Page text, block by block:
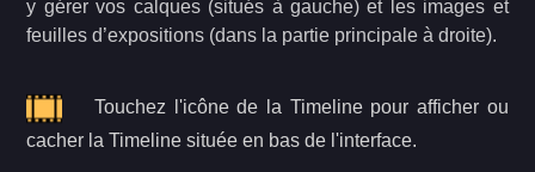
y gérer vos calques (situés à gauche) et les images et
feuilles d’expositions (dans la partie principale à droite).
Touchez l'icône de la Timeline pour afficher ou
cacher la Timeline située en bas de l'interface.